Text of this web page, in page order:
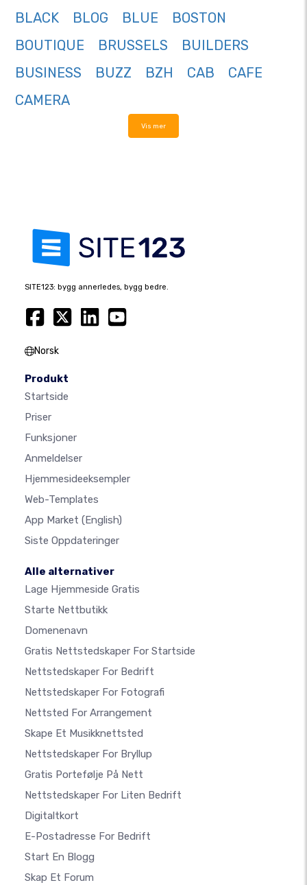
BLACK
BLOG BLUE
BOSTON
BOUTIQUE
BRUSSELS
BUILDERS
BUSINESS
BUZZ BZH CAB
CAFE
CAMERA
Vis mer
SITE123: bygg annerledes, bygg bedre.
Norsk
Produkt
Startside
Priser
Funksjoner
Anmeldelser
Hjemmesideeksempler
Web-Templates
App Market (English)
Siste Oppdateringer
Alle alternativer
Lage Hjemmeside Gratis
Starte Nettbutikk
Domenenavn
Gratis Nettstedskaper For Startside
Nettstedskaper For Bedrift
Nettstedskaper For Fotografi
Nettsted For Arrangement
Skape Et Musikknettsted
Nettstedskaper For Bryllup
Gratis Portefølje På Nett
Nettstedskaper For Liten Bedrift
Digitaltkort
E-Postadresse For Bedrift
Start En Blogg
Skap Et Forum